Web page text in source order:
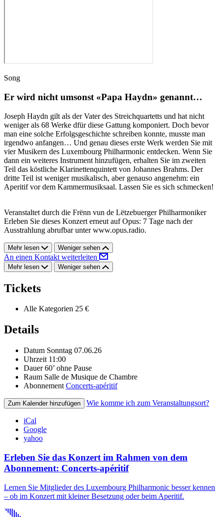
Song
Er wird nicht umsonst «Papa Haydn» genannt…
Joseph Haydn gilt als der Vater des Streichquartetts und hat nicht
weniger als 68 Werke dfür diese Gattung komponiert. Doch bevor
man eine solche Erfolgsgeschichte schreiben konnte, musste man
irgendwo anfangen… Und genau dieses erste Werk werden Sie mit
vier Musikern des Luxembourg Philharmonic entdecken. Wenn Sie
dann ein weiteres Instrument hinzufügen, erhalten Sie im zweiten
Teil das köstliche Klarinettenquintett von Johannes Brahms. Der
dritte Teil ist weniger musikalisch, aber genauso angenehm: ein
Aperitif vor dem Kammermusiksaal. Lassen Sie es sich schmecken!
Veranstaltet durch die Frënn vun de Lëtzebuerger Philharmoniker
Erleben Sie dieses Konzert erneut auf Opus: 7 Tage nach der
Ausstrahlung abrufbar unter www.opus.radio.
Mehr lesen Weniger sehen
An einen Kontakt weiterleiten
Mehr lesen Weniger sehen
Tickets
Alle Kategorien 25 €
Details
Datum Sonntag 07.06.26
Uhrzeit 11:00
Dauer 60’ ohne Pause
Raum Salle de Musique de Chambre
Abonnement Concerts-apéritif
Zum Kalender hinzufügen Wie komme ich zum Veranstaltungsort?
iCal
Google
yahoo
Erleben Sie das Konzert im Rahmen von dem
Abonnement: Concerts-apéritif
Lernen Sie Mitglieder des Luxembourg Philharmonic besser kennen
– ob im Konzert mit kleiner Besetzung oder beim Aperitif.